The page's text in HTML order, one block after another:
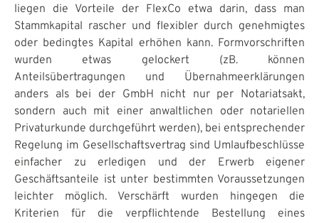
liegen die Vorteile der FlexCo etwa darin, dass man
Stammkapital rascher und flexibler durch genehmigtes
oder bedingtes Kapital erhöhen kann. Formvorschriften
wurden etwas gelockert (zB. können
Anteilsübertragungen und Übernahmeerklärungen
anders als bei der GmbH nicht nur per Notariatsakt,
sondern auch mit einer anwaltlichen oder notariellen
Privaturkunde durchgeführt werden), bei entsprechender
Regelung im Gesellschaftsvertrag sind Umlaufbeschlüsse
einfacher zu erledigen und der Erwerb eigener
Geschäftsanteile ist unter bestimmten Voraussetzungen
leichter möglich. Verschärft wurden hingegen die
Kriterien für die verpflichtende Bestellung eines